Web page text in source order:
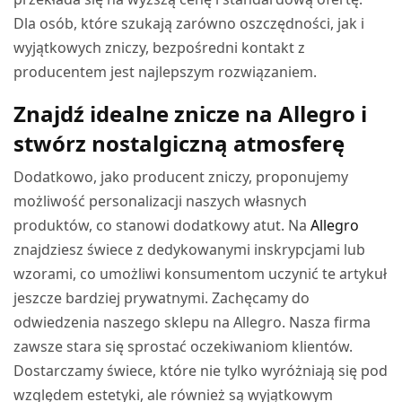
Dla osób, które szukają zarówno oszczędności, jak i
wyjątkowych zniczy, bezpośredni kontakt z
producentem jest najlepszym rozwiązaniem.
Znajdź idealne znicze na Allegro i
stwórz nostalgiczną atmosferę
Dodatkowo, jako producent zniczy, proponujemy
możliwość personalizacji naszych własnych
produktów, co stanowi dodatkowy atut. NaAllegro
znajdziesz świece z dedykowanymi inskrypcjami lub
wzorami, co umożliwi konsumentom uczynić te artykuł
jeszcze bardziej prywatnymi. Zachęcamy do
odwiedzenia naszego sklepu na Allegro. Nasza firma
zawsze stara się sprostać oczekiwaniom klientów.
Dostarczamy świece, które nie tylko wyróżniają się pod
względem estetyki, ale również są wyjątkowym